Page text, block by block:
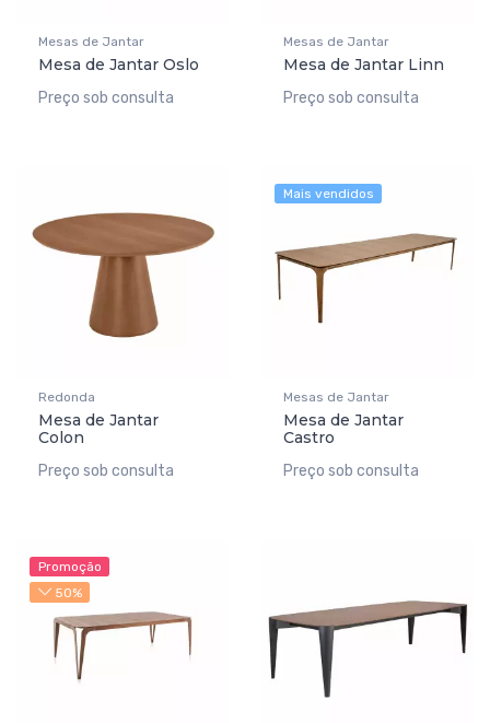
Mesas de Jantar
Mesa de Jantar Oslo
Preço sob consulta
Mesas de Jantar
Mesa de Jantar Linn
Preço sob consulta
Redonda
Mesa de Jantar
Colon
Preço sob consulta
Mais vendidos
Mesas de Jantar
Mesa de Jantar
Castro
Preço sob consulta
Promoção
50%